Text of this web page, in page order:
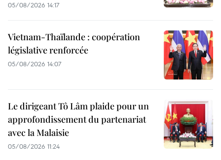
05/08/2026 14:17
Vietnam-Thaïlande : coopération
législative renforcée
05/08/2026 14:07
Le dirigeant Tô Lâm plaide pour un
approfondissement du partenariat
avec la Malaisie
05/08/2026 11:24